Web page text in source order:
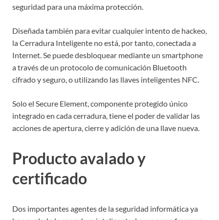
seguridad para una máxima protección.
Diseñada también para evitar cualquier intento de hackeo,
la Cerradura Inteligente no está, por tanto, conectada a
Internet. Se puede desbloquear mediante un smartphone
a través de un protocolo de comunicación Bluetooth
cifrado y seguro, o utilizando las llaves inteligentes NFC.
Solo el Secure Element, componente protegido único
integrado en cada cerradura, tiene el poder de validar las
acciones de apertura, cierre y adición de una llave nueva.
Producto avalado y
certificado
Dos importantes agentes de la seguridad informática ya